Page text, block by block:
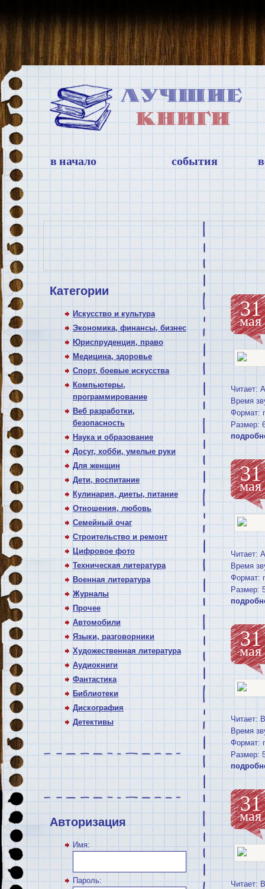
в начало события
Категории
Искусство и культура
Экономика, финансы, бизнес
Юриспруденция, право
Медицина, здоровье
Спорт, боевые искусства
Компьютеры,
программирование
Веб разработки,
безопасность
Наука и образование
Досуг, хобби, умелые руки
Для женщин
Дети, воспитание
Кулинария, диеты, питание
Отношения, любовь
Семейный очаг
Строительство и ремонт
Цифровое фото
Техническая литература
Военная литература
Журналы
Прочее
Автомобили
Языки, разговорники
Художественная литература
Аудиокниги
Фантастика
Библиотеки
Дискография
Детективы
Авторизация
Имя:
Пароль:
31
мая
Читает:
Время
Формат:
Размер:
31
мая
Читает:
Время
Формат:
Размер:
31
мая
Читает:
Время
Формат:
Размер:
31
мая
Читает: